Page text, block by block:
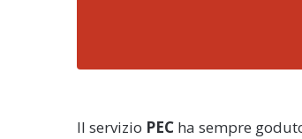
Il servizio PEC ha sempre